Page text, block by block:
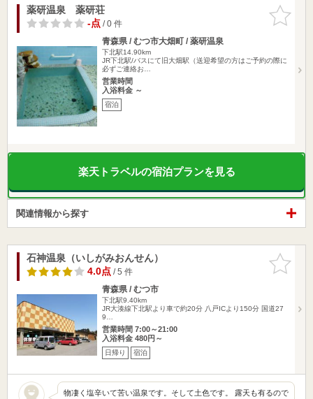
お気に入
りに追加
薬研温泉 薬研荘
-点/ 0 件
青森県 / むつ市大畑町 / 薬研温泉
下北駅14.90km
JR下北駅/バスにて旧大畑駅（送迎希望の方はご予約の際に
必ずご連絡お…
営業時間
入浴料金 ～
宿泊
楽天トラベルの宿泊プランを見る
関連情報から探す
お気に入
りに追加
石神温泉（いしがみおんせん）
4.0点/ 5 件
青森県 / むつ市
下北駅9.40km
JR大湊線下北駅より車で約20分 八戸ICより150分 国道27
9…
営業時間 7:00～21:00
入浴料金 480円～
日帰り 宿泊
物凄く塩辛いて苦い温泉です。そして土色です。 露天も有るので